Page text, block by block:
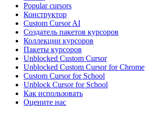
Popular cursors
Конструктор
Custom Cursor AI
Создатель пакетов курсоров
Коллекции курсоров
Пакеты курсоров
Unblocked Custom Cursor
Unblocked Custom Cursor for Chrome
Custom Cursor for School
Unblock Cursor for School
Как использовать
Оцените нас